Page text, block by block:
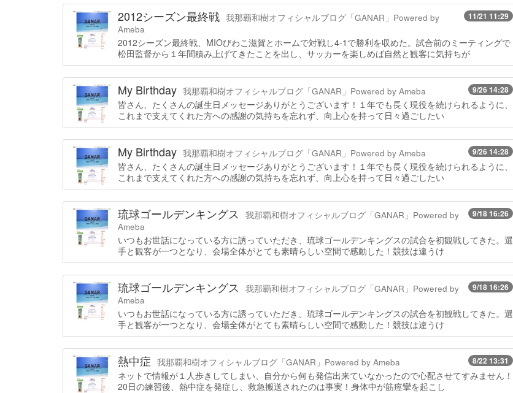
11/21 11:29
2012シーズン最終戦 我那覇和樹オフィシャルブログ「GANAR」Powered by
Ameba
2012シーズン最終戦、MIOびわこ滋賀とホームで対戦し4-1で勝利を収めた。試合前のミーティングで
松田監督から１年間積み上げてきたことを出し、サッカーを楽しめば自然と観客に気持ちが
9/26 14:28
My Birthday 我那覇和樹オフィシャルブログ「GANAR」Powered by Ameba
皆さん、たくさんの誕生日メッセージありがとうございます！１年でも長く現役を続けられるように、
これまで支えてくれた方への感謝の気持ちを忘れず、向上心を持って日々過ごしたい
9/26 14:28
My Birthday 我那覇和樹オフィシャルブログ「GANAR」Powered by Ameba
皆さん、たくさんの誕生日メッセージありがとうございます！１年でも長く現役を続けられるように、
これまで支えてくれた方への感謝の気持ちを忘れず、向上心を持って日々過ごしたい
9/18 16:26
琉球ゴールデンキングス
我那覇和樹オフィシャルブログ「GANAR」Powered by
Ameba
いつもお世話になっている方に誘っていただき、琉球ゴールデンキングスの試合を初観戦してきた。選
手と観客が一つとなり、会場全体がとても素晴らしい空間で感動した！競技は違うけ
9/18 16:26
琉球ゴールデンキングス
我那覇和樹オフィシャルブログ「GANAR」Powered by
Ameba
いつもお世話になっている方に誘っていただき、琉球ゴールデンキングスの試合を初観戦してきた。選
手と観客が一つとなり、会場全体がとても素晴らしい空間で感動した！競技は違うけ
8/22 13:31
熱中症 我那覇和樹オフィシャルブログ「GANAR」Powered by Ameba
ネットで情報が１人歩きしてしまい、自分から何も発信出来ていなかったので心配させてすみません！
20日の練習後、熱中症を発症し、救急搬送されたのは事実！身体中が筋痙攣を起こし